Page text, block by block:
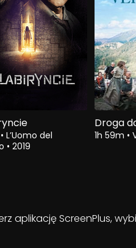
• L’Uomo del
• 2019
Droga
1h 59m •
aplikację ScreenPlus,